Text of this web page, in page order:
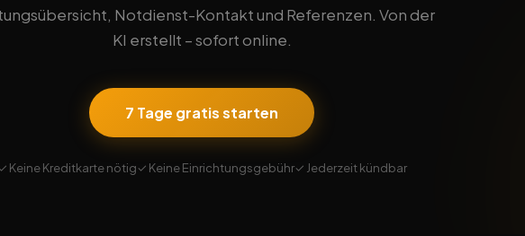
Notdienst-Kontakt und Referenzen. Von der
KI erstellt – sofort online.
7 Tage gratis starten
Keine Kreditkarte nötig✓ Keine Einrichtungsgebühr✓ Jederzeit kündbar